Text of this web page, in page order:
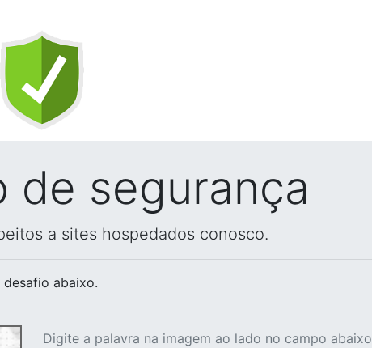
de segurança
a sites hospedados conosco.
abaixo.
Digite a palavra na imagem ao lado no campo abaixo